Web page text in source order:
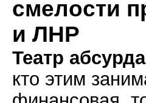
смелости
и ЛНР
Театр
кто этим